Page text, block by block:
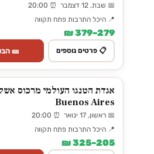
📅 שבת, 12 דצמבר ⏰ 20:00
📍 היכל התרבות פתח תקווה
279–379 ₪
📋 פרטים נוספים 🎫
Buenos Aires
📅 ראשון, 17 ינואר ⏰ 20:00
📍 היכל התרבות פתח תקווה
205–325 ₪